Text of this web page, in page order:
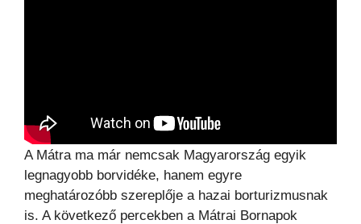
A Mátra ma már nemcsak Magyarország egyik
legnagyobb borvidéke, hanem egyre
meghatározóbb szereplője a hazai borturizmusnak
is. A következő percekben a Mátrai Bornapok